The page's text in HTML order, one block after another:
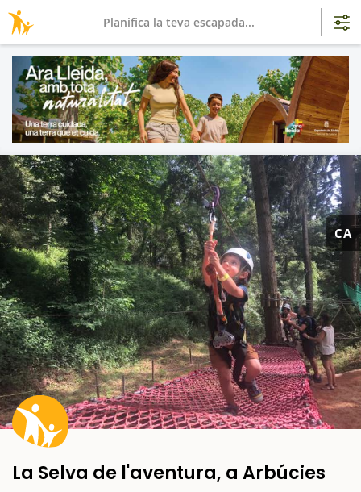
CA
La Selva de l'aventura, a Arbúcies
Planifica la teva escapada...